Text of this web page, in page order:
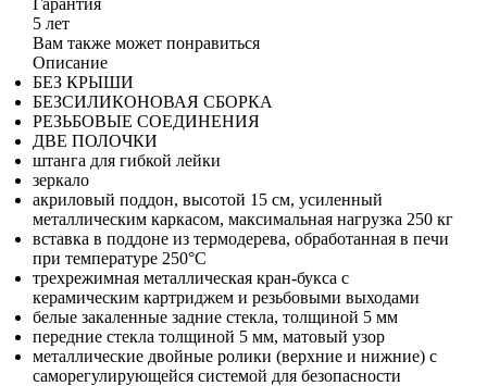
5 лет
Вам также может понравиться
Описание
БЕЗ КРЫШИ
БЕЗСИЛИКОНОВАЯ СБОРКА
РЕЗЬБОВЫЕ СОЕДИНЕНИЯ
ДВЕ ПОЛОЧКИ
штанга для гибкой лейки
зеркало
акриловый поддон, высотой 15 см, усиленный
металлическим каркасом, максимальная нагрузка 250 кг
вставка в поддоне из термодерева, обработанная в печи
при температуре 250°C
трехрежимная металлическая кран-букса с
керамическим картриджем и резьбовыми выходами
белые закаленные задние стекла, толщиной 5 мм
передние стекла толщиной 5 мм, матовый узор
металлические двойные ролики (верхние и нижние) с
саморегулирующейся системой для безопасности